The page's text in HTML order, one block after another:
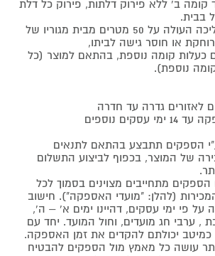
ב' ללא פירוק דלתות, פירוק כל דלת
באם קיים מרחק הליכה העולה על 50 מטרים מבית מגוריו של
או חוסר גישה לביתו,
כעלות קומה נוספת, בהתאם למוצר (כל
לאזורים גדרה עד חדרה
נוספים
הספקים תתבצע בהתאם לתנאים
של המוצר, בכפוף לביצוע התשלום
מתחייבים מצוינים בסמוך לכל
(להלן: "מועדי האספקה"). חישוב
על פי ימי עסקים, דהיינו ימים א' – ה',
, ערבי חג מועדים, וחול המועד. יחד עם
יכולתם להקדים את זמן האספקה.
עושה כל מאמץ מול הספקים להבטיח